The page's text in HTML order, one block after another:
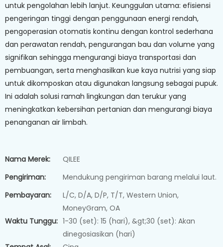
untuk pengolahan lebih lanjut. Keunggulan utama: efisiensi
pengeringan tinggi dengan penggunaan energi rendah,
pengoperasian otomatis kontinu dengan kontrol sederhana
dan perawatan rendah, pengurangan bau dan volume yang
signifikan sehingga mengurangi biaya transportasi dan
pembuangan, serta menghasilkan kue kaya nutrisi yang siap
untuk dikomposkan atau digunakan langsung sebagai pupuk.
Ini adalah solusi ramah lingkungan dan terukur yang
meningkatkan kebersihan pertanian dan mengurangi biaya
penanganan air limbah.
Nama Merek:
QILEE
Pengiriman:
Mendukung pengiriman barang melalui laut.
Pembayaran:
L/C, D/A, D/P, T/T, Western Union,
MoneyGram, OA
Waktu Tunggu: 1-30 (set): 15 (hari), &gt;30 (set): Akan
dinegosiasikan (hari)